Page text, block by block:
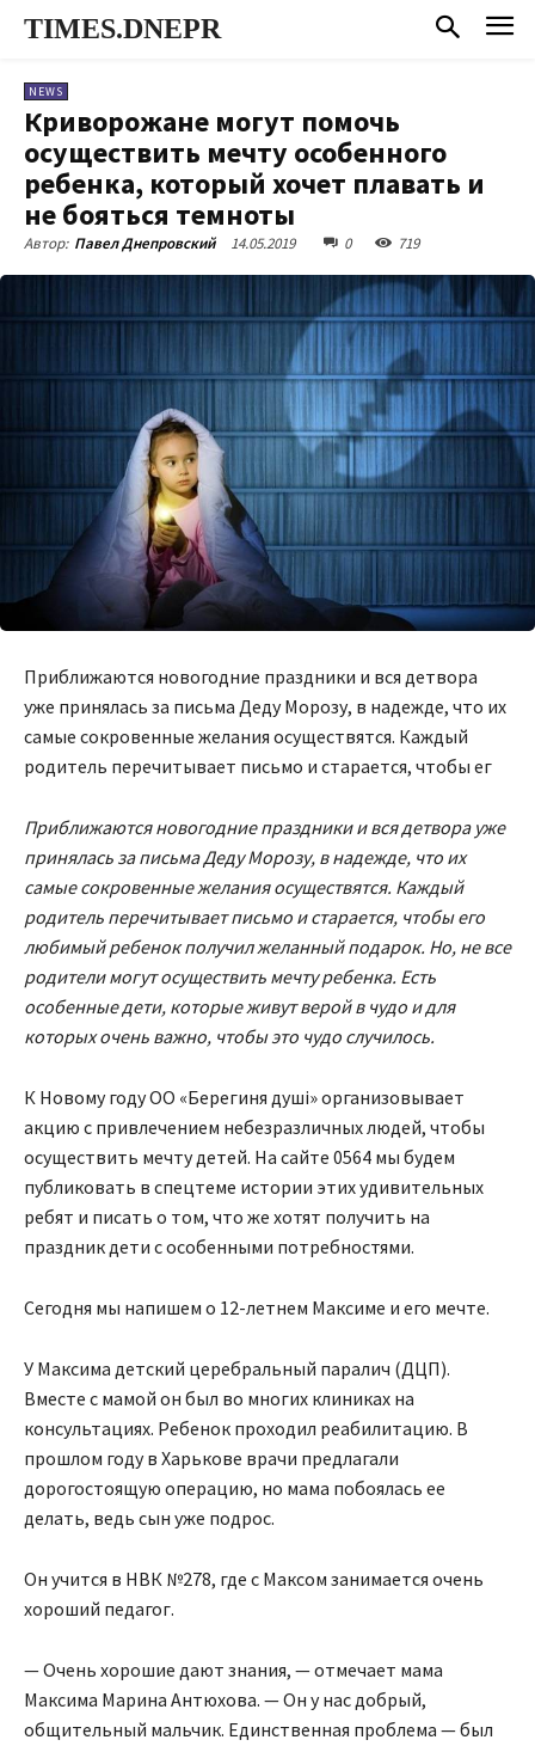
TIMES.DNEPR
NEWS
Криворожане могут помочь
осуществить мечту особенного
ребенка, который хочет плавать и
не бояться темноты
Автор: Павел Днепровский 14.05.2019 0 719
Приближаются новогодние праздники и вся детвора
уже принялась за письма Деду Морозу, в надежде, что их
самые сокровенные желания осуществятся. Каждый
родитель перечитывает письмо и старается, чтобы ег
Приближаются новогодние праздники и вся детвора уже
принялась за письма Деду Морозу, в надежде, что их
самые сокровенные желания осуществятся. Каждый
родитель перечитывает письмо и старается, чтобы его
любимый ребенок получил желанный подарок. Но, не все
родители могут осуществить мечту ребенка. Есть
особенные дети, которые живут верой в чудо и для
которых очень важно, чтобы это чудо случилось.
К Новому году ОО «Берегиня душі» организовывает
акцию с привлечением небезразличных людей, чтобы
осуществить мечту детей. На сайте 0564 мы будем
публиковать в спецтеме истории этих удивительных
ребят и писать о том, что же хотят получить на
праздник дети с особенными потребностями.
Сегодня мы напишем о 12-летнем Максиме и его мечте.
У Максима детский церебральный паралич (ДЦП).
Вместе с мамой он был во многих клиниках на
консультациях. Ребенок проходил реабилитацию. В
прошлом году в Харькове врачи предлагали
дорогостоящую операцию, но мама побоялась ее
делать, ведь сын уже подрос.
Он учится в НВК №278, где с Максом занимается очень
хороший педагог.
— Очень хорошие дают знания, — отмечает мама
Максима Марина Антюхова. — Он у нас добрый,
общительный мальчик. Единственная проблема — был